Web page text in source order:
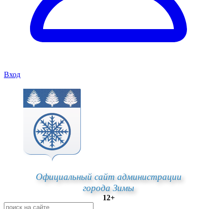
Вход
Официальный сайт администрации
города Зимы
12+